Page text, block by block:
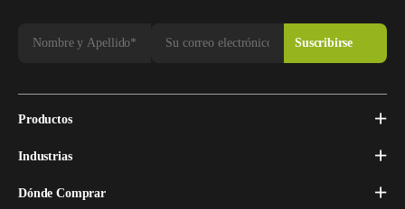
Productos
Industrias
Dónde Comprar